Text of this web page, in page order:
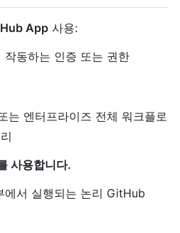
App 사용:
작동하는 인증 또는 권한
는 엔터프라이즈 전체 워크플로
사용합니다.
에서 실행되는 논리 GitHub